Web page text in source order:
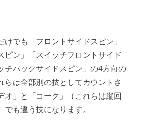
けでも「フロントサイドスピン」
ピン」「スイッチフロントサイド
チバックサイドスピン」の4方向の
らは全部別の技としてカウントさ
オ」と「コーク」（これらは縦回
でも違う技になります。